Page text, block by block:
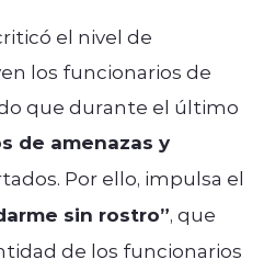
el nivel de
los funcionarios de
que durante el último
de amenazas y
Por ello, impulsa el
sin rostro”, que
de los funcionarios